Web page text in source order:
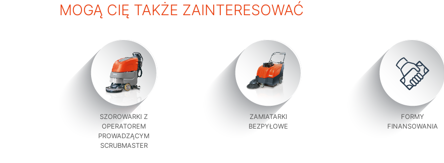
MOGĄ CIĘ TAKŻE ZAINTERESOWAĆ
SZOROWARKI Z
OPERATOREM
PROWADZĄCYM
SCRUBMASTER
ZAMIATARKI
BEZPYŁOWE
FORMY
FINANSOWANIA